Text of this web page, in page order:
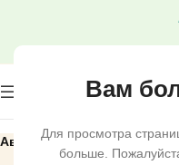
Вам
Для просмотра
больше.
Авто цветущие